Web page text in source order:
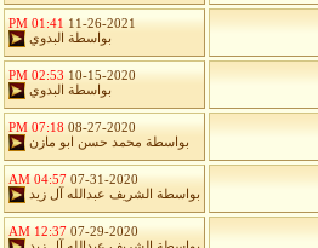
11-26-2021
01:41 PM
بواسطة
البدوي
10-15-2020
02:53 PM
بواسطة
البدوي
08-27-2020
07:18 PM
بواسطة محمد حسن ابو مازن
07-31-2020
04:57 AM
بواسطة
الشريف عبدالله آل زيد
07-29-2020
12:37 AM